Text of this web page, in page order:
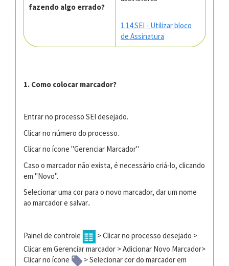
fazendo algo errado?
1.14 SEI - Utilizar bloco
de Assinatura
1. Como colocar marcador?
Entrar no processo SEI desejado.
Clicar no número do processo.
Clicar no ícone "Gerenciar Marcador"
Caso o marcador não exista, é necessário criá-lo, clicando
em "Novo".
Selecionar uma cor para o novo marcador, dar um nome
ao marcador e salvar..
Painel de controle
> Clicar no processo desejado >
Clicar em Gerenciar marcador > Adicionar Novo Marcador>
Clicar no ícone
> Selecionar cor do marcador em